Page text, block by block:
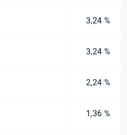
3,24 %
3,24 %
2,24 %
1,36 %